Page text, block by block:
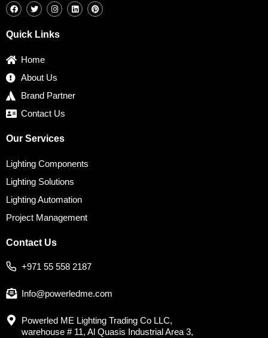
a
c
o
w
i
t
e
n
s
g
i
n
i
n
Quick Links
Home
About Us
Brand Partner
Contact Us
Our Services
Lighting Components
Lighting Solutions
Lighting Automation
Project Management
Contact Us
+971 55 558 2187
Info@powerledme.com
Powerled ME Lighting Trading Co LLC,
warehouse # 11, Al Quasis Industrial Area 3,